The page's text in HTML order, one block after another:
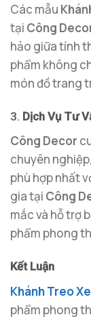
Các mẫu
tại Công
hảo giữa tính
phẩm không
món đồ trang
3. Dịch Vụ Tư
Công Decor
chuyên
phù hợp nhất
gia tại Công
mắc và hỗ trợ
phẩm phong
Kết Luận
Khánh Treo
phẩm phong